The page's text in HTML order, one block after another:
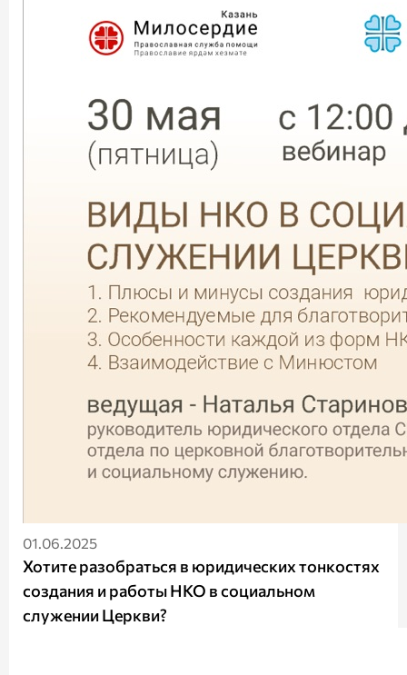
01.06.2025
Хотите разобраться в юридических тонкостях
создания и работы НКО в социальном
служении Церкви?